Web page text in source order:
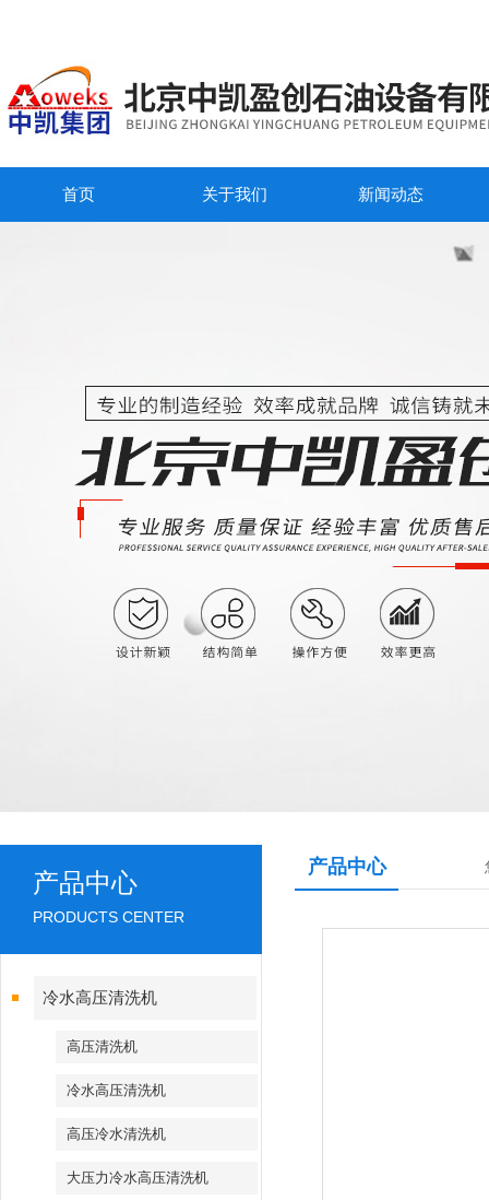
首页 关于我们 新闻动态
产品中心
PRODUCTS CENTER
冷水高压清洗机
高压清洗机
冷水高压清洗机
高压冷水清洗机
大压力冷水高压清洗机
产品中心